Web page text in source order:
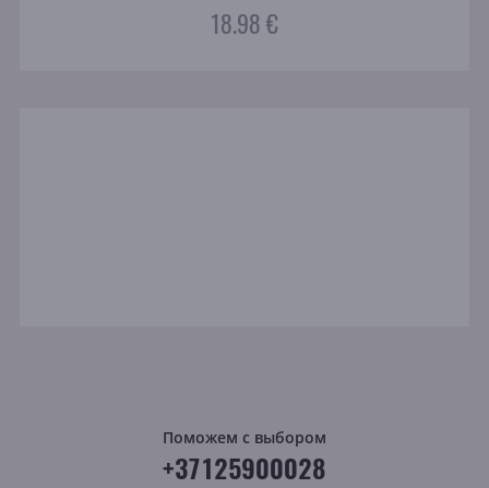
18.98 €
Поможем с выбором
+37125900028